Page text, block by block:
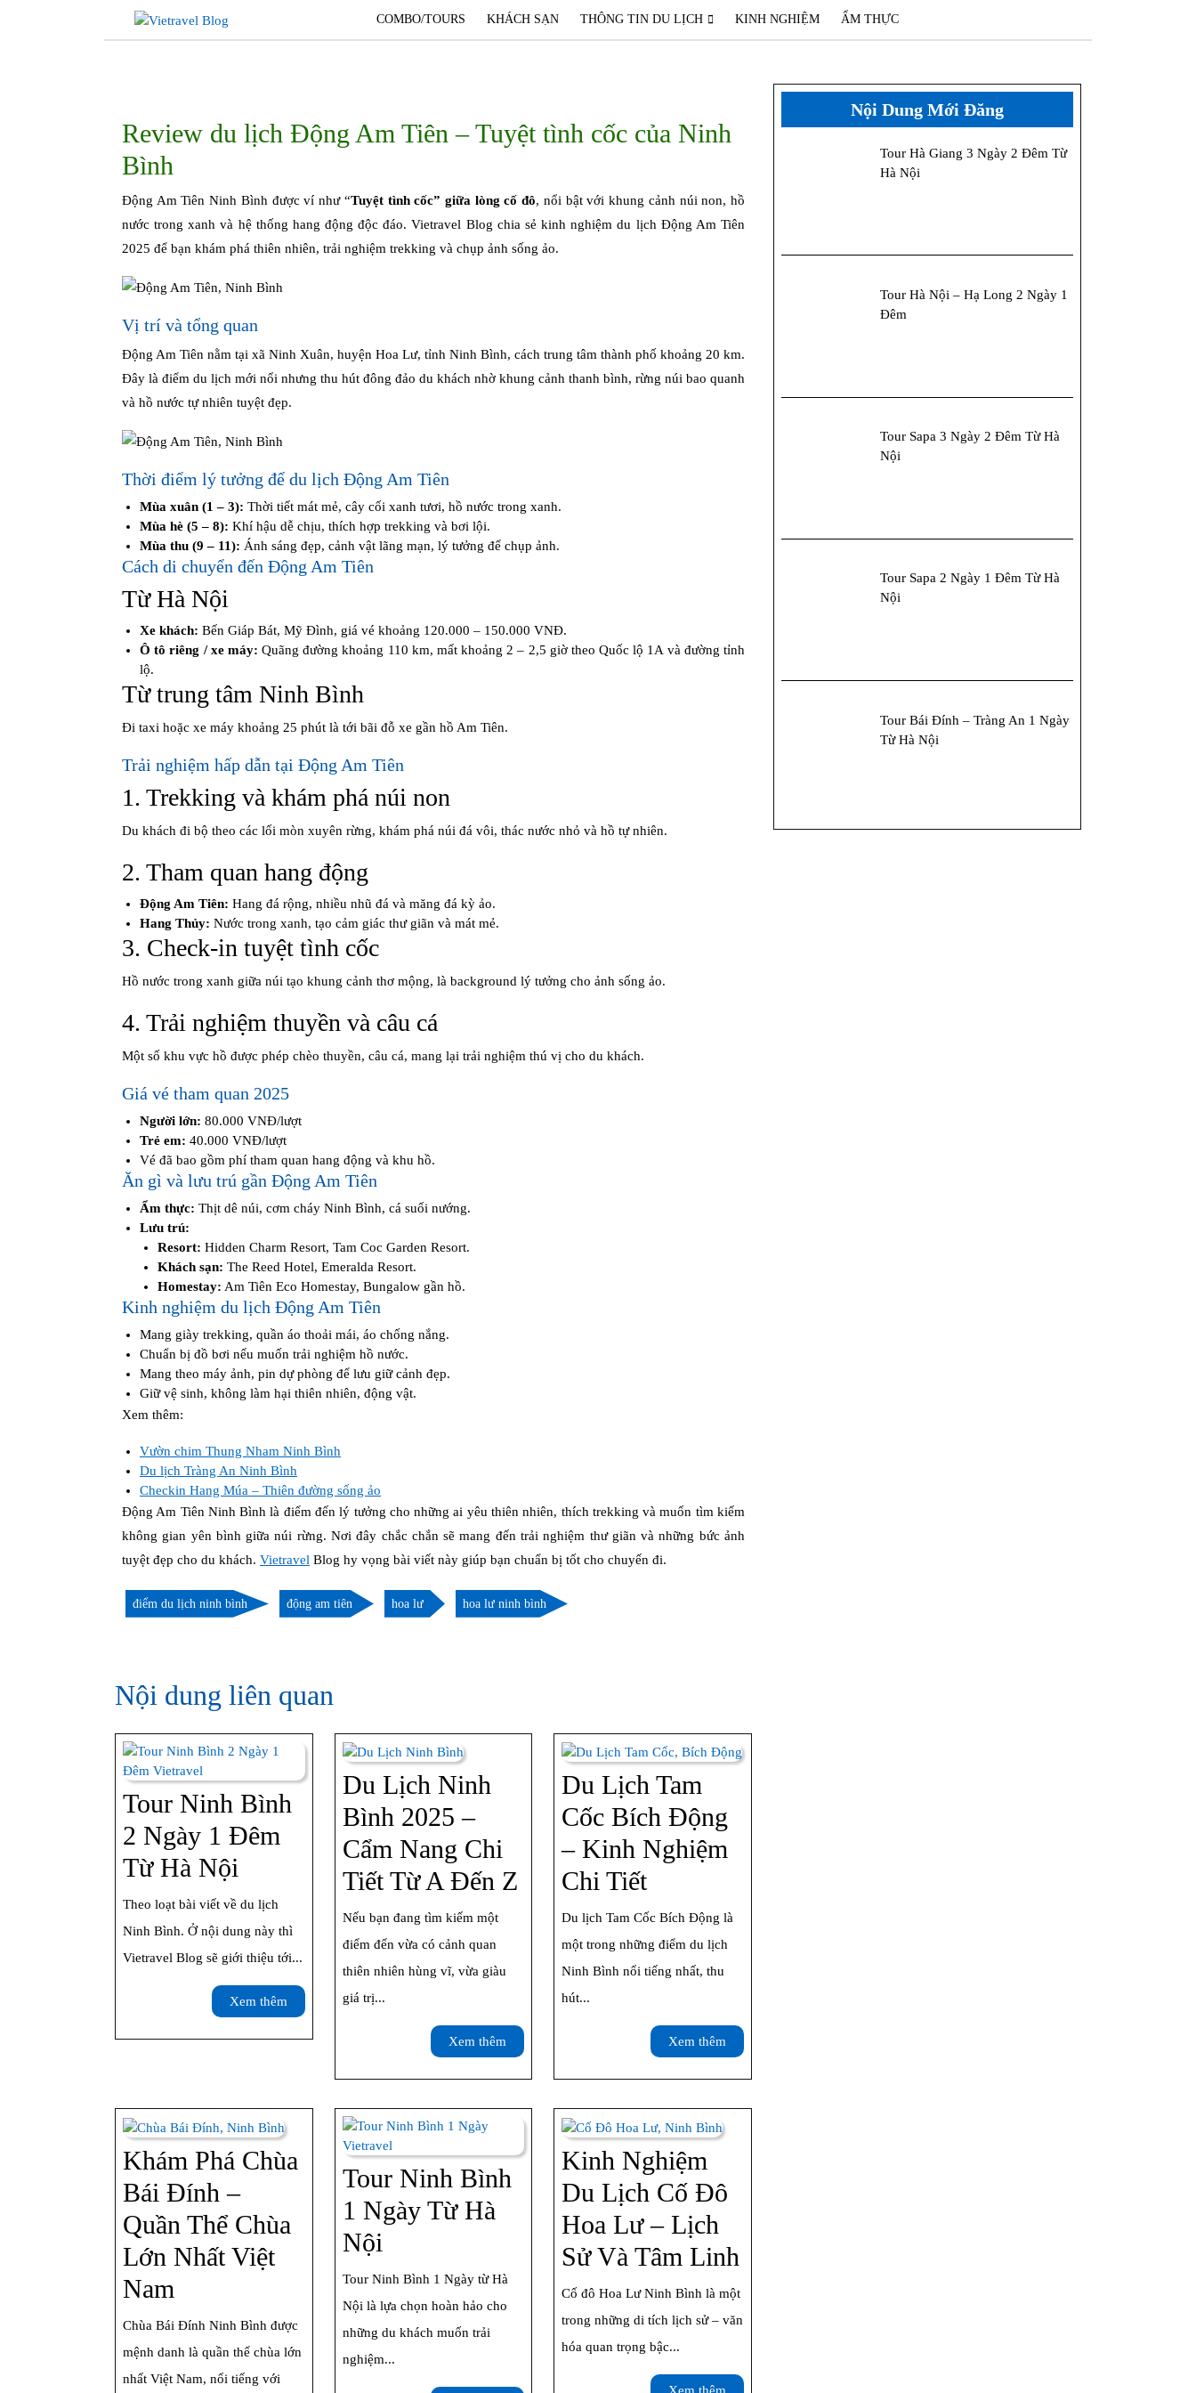
COMBO/TOURS KHÁCH SẠN THÔNG TIN DU LỊCH KINH NGHIỆM ẨM THỰC
Review du lịch Động Am Tiên – Tuyệt tình cốc của Ninh
Bình
Động Am Tiên Ninh Bình được ví như “Tuyệt tình cốc” giữa lòng cố đô, nổi bật với khung cảnh núi non, hồ
nước trong xanh và hệ thống hang động độc đáo. Vietravel Blog chia sẻ kinh nghiệm du lịch Động Am Tiên
2025 để bạn khám phá thiên nhiên, trải nghiệm trekking và chụp ảnh sống ảo.
Vị trí và tổng quan
Động Am Tiên nằm tại xã Ninh Xuân, huyện Hoa Lư, tỉnh Ninh Bình, cách trung tâm thành phố khoảng 20 km.
Đây là điểm du lịch mới nổi nhưng thu hút đông đảo du khách nhờ khung cảnh thanh bình, rừng núi bao quanh
và hồ nước tự nhiên tuyệt đẹp.
Thời điểm lý tưởng để du lịch Động Am Tiên
Mùa xuân (1 – 3): Thời tiết mát mẻ, cây cối xanh tươi, hồ nước trong xanh.
Mùa hè (5 – 8): Khí hậu dễ chịu, thích hợp trekking và bơi lội.
Mùa thu (9 – 11): Ánh sáng đẹp, cảnh vật lãng mạn, lý tưởng để chụp ảnh.
Cách di chuyển đến Động Am Tiên
Từ Hà Nội
Xe khách: Bến Giáp Bát, Mỹ Đình, giá vé khoảng 120.000 – 150.000 VNĐ.
Ô tô riêng / xe máy: Quãng đường khoảng 110 km, mất khoảng 2 – 2,5 giờ theo Quốc lộ 1A và đường tỉnh
lộ.
Từ trung tâm Ninh Bình
Đi taxi hoặc xe máy khoảng 25 phút là tới bãi đỗ xe gần hồ Am Tiên.
Trải nghiệm hấp dẫn tại Động Am Tiên
1. Trekking và khám phá núi non
Du khách đi bộ theo các lối mòn xuyên rừng, khám phá núi đá vôi, thác nước nhỏ và hồ tự nhiên.
2. Tham quan hang động
Động Am Tiên: Hang đá rộng, nhiều nhũ đá và măng đá kỳ ảo.
Hang Thủy: Nước trong xanh, tạo cảm giác thư giãn và mát mẻ.
3. Check-in tuyệt tình cốc
Hồ nước trong xanh giữa núi tạo khung cảnh thơ mộng, là background lý tưởng cho ảnh sống ảo.
4. Trải nghiệm thuyền và câu cá
Một số khu vực hồ được phép chèo thuyền, câu cá, mang lại trải nghiệm thú vị cho du khách.
Giá vé tham quan 2025
Người lớn: 80.000 VNĐ/lượt
Trẻ em: 40.000 VNĐ/lượt
Vé đã bao gồm phí tham quan hang động và khu hồ.
Ăn gì và lưu trú gần Động Am Tiên
Ẩm thực: Thịt dê núi, cơm cháy Ninh Bình, cá suối nướng.
Lưu trú:
Resort: Hidden Charm Resort, Tam Coc Garden Resort.
Khách sạn: The Reed Hotel, Emeralda Resort.
Homestay: Am Tiên Eco Homestay, Bungalow gần hồ.
Kinh nghiệm du lịch Động Am Tiên
Mang giày trekking, quần áo thoải mái, áo chống nắng.
Chuẩn bị đồ bơi nếu muốn trải nghiệm hồ nước.
Mang theo máy ảnh, pin dự phòng để lưu giữ cảnh đẹp.
Giữ vệ sinh, không làm hại thiên nhiên, động vật.
Xem thêm:
Vườn chim Thung Nham Ninh Bình
Du lịch Tràng An Ninh Bình
Checkin Hang Múa – Thiên đường sống ảo
Động Am Tiên Ninh Bình là điểm đến lý tưởng cho những ai yêu thiên nhiên, thích trekking và muốn tìm kiếm
không gian yên bình giữa núi rừng. Nơi đây chắc chắn sẽ mang đến trải nghiệm thư giãn và những bức ảnh
tuyệt đẹp cho du khách. Vietravel Blog hy vọng bài viết này giúp bạn chuẩn bị tốt cho chuyến đi.
điểm du lịch ninh bình động am tiên hoa lư hoa lư ninh bình
Nội dung liên quan
Tour Ninh Bình
2 Ngày 1 Đêm
Từ Hà Nội
Ninh
Bình
2
Ngày
1
Hà
Nội
Theo loạt bài viết về du lịch
Ninh Bình. Ở nội dung này thì
Vietravel Blog sẽ giới thiệu tới...
Xem thêmXem
thêm
Du Lịch Ninh
Bình 2025 –
Cẩm Nang Chi
Tiết Từ A Đến ZDu
Lịch
Ninh
Bình
2025
–
Cẩm
Nang
Nếu bạn đang tìm kiếm một
điểm đến vừa có cảnh quan
thiên nhiên hùng vĩ, vừa giàu
giá trị...
Xem thêm
thêm
Du Lịch Tam
Cốc Bích Động
– Kinh Nghiệm
Chi TiếtDu
Lịch
Tam
Cốc
Động
–
Kinh
Nghiệm
Chi
Tiết
Du lịch Tam Cốc Bích Động là
một trong những điểm du lịch
Ninh Bình nổi tiếng nhất, thu
hút...
Xem thêmXem
thêm
Khám Phá Chùa
Bái Đính –
Quần Thể Chùa
Lớn Nhất Việt
Nam
Phá
Chùa
Bái
Chùa Bái Đính Ninh Bình được
mệnh danh là quần thể chùa lớn
nhất Việt Nam, nổi tiếng với
Tour Ninh Bình
1 Ngày Từ Hà
Nội
Ninh
Bình
1
Ngày
Tour Ninh Bình 1 Ngày từ Hà
Nội là lựa chọn hoàn hảo cho
những du khách muốn trải
nghiệm...
Kinh Nghiệm
Du Lịch Cố Đô
Hoa Lư – Lịch
Sử Và Tâm Linh
Nghiệm
Du
Cố
Cố đô Hoa Lư Ninh Bình là một
trong những di tích lịch sử – văn
hóa quan trọng bậc...
Xem
Nội Dung Mới Đăng
Tour Hà Giang 3 Ngày 2 Đêm Từ
Hà Nội
Tour Hà Nội – Hạ Long 2 Ngày 1
Đêm
Tour Sapa 3 Ngày 2 Đêm Từ Hà
Nội
Tour Sapa 2 Ngày 1 Đêm Từ Hà
Nội
Tour Bái Đính – Tràng An 1 Ngày
Từ Hà Nội